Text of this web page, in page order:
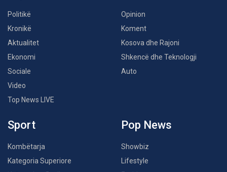
Politikë
Kronikë
Aktualitet
Ekonomi
Sociale
Video
Top News LIVE
Opinion
Koment
Kosova dhe Rajoni
Shkencë dhe Teknologji
Auto
Sport
Kombëtarja
Kategoria Superiore
Pop News
Showbiz
Lifestyle